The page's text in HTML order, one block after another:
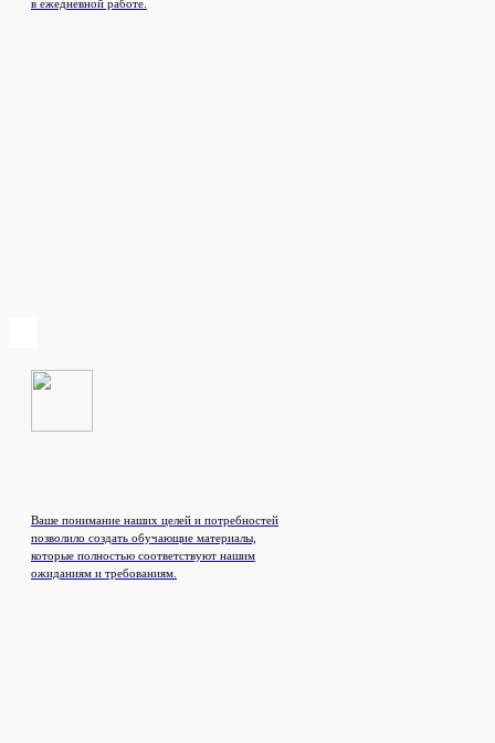
в ежедневной работе.
Ваше понимание наших целей и потребностей
позволило создать обучающие материалы,
которые полностью соответствуют нашим
ожиданиям и требованиям.